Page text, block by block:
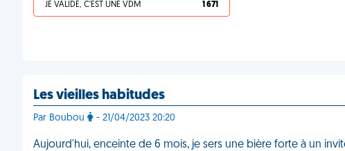
JE VALIDE, C'EST UNE VDM 1 671
Les vieilles habitudes
Par Boubou - 21/04/2023 20:20
Aujourd'hui, enceinte de 6 mois, je sers une bière forte à un